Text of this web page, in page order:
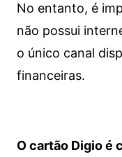
No entanto, é
não possui
o único canal
financeiras.
O cartão Digio é